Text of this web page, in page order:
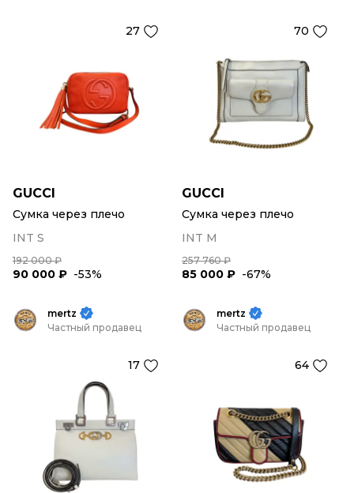
27
GUCCI
Сумка через плечо
INT S
192 000 ₽
90 000 ₽ -53%
70
GUCCI
Сумка через плечо
INT M
257 760 ₽
85 000 ₽ -67%
mertz
Частный продавец
17
mertz
Частный продавец
64